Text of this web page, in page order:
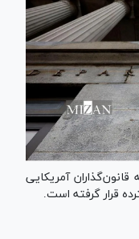
قانون‌گذاران آمریکایی
قرار گرفته است.